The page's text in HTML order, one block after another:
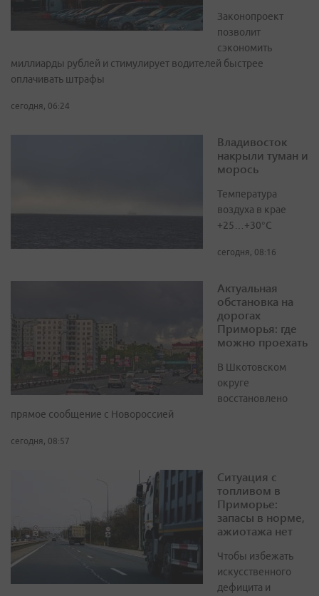
Законопроект
позволит
сэкономить
миллиарды рублей и стимулирует водителей быстрее
оплачивать штрафы
сегодня, 06:24
Владивосток
накрыли туман и
морось
Температура
воздуха в крае
+25…+30°C
сегодня, 08:16
Актуальная
обстановка на
дорогах
Приморья: где
можно проехать
В Шкотовском
округе
восстановлено
прямое сообщение с Новороссией
сегодня, 08:57
Ситуация с
топливом в
Приморье:
запасы в норме,
ажиотажа нет
Чтобы избежать
искусственного
дефицита и